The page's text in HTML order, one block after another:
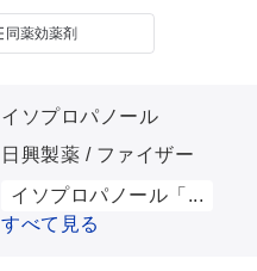
同薬効薬剤
イソプロパノール
日興製薬 / ファイザー
イソプロパノール「...
すべて見る